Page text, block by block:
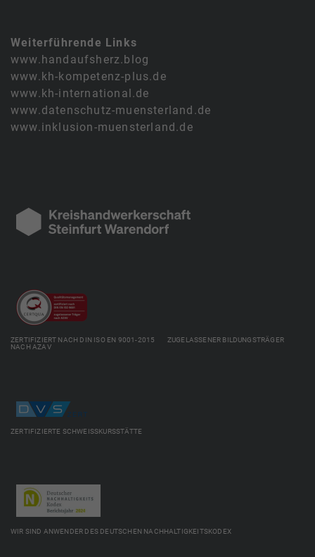
Weiterführende Links
www.handaufsherz.blog
www.kh-kompetenz-plus.de
www.kh-international.de
www.datenschutz-muensterland.de
www.inklusion-muensterland.de
ZERTIFIZIERT NACH DIN ISO EN 9001-2015 ZUGELASSENER BILDUNGSTRÄGER
NACH AZAV
ZERTIFIZIERTE SCHWEISSKURSSTÄTTE
WIR SIND ANWENDER DES DEUTSCHEN NACHHALTIGKEITSKODEX